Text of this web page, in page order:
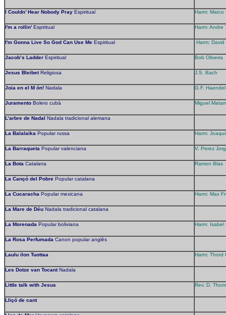
I Couldn’ Hear Nobody Pray Espiritual Harm:
I'm a rollin' Espiritual Harm: Andre
I'm Gonna Live So God Can Use Me Espiritual Harm:
Jacob’s Ladder Espiritual Bob Oliveira
Jesus BleibetReligiosa J.S. Bach
Joia en el M ón! Nadala G.F.
Juramento Bolero cubà Miguel
L’arbre de Nadal Nadala tradicional alemana
La Balalaika Popular russa Harm:
La Barraqueta Popular valenciana V. Perez
La Bota Catalana Ramon Blas
La Cançó del Pobre Popular catalana
La Cucaracha Popular mexicana Harm: Max
La Mare de Déu Nadala tradicional catalana
La Morenada Popular boliviana Harm: Isabel
La Rosa Perfumada Canon popular anglès
Laulu ilon Tuottaa Harm: Thord
Les Dotze van TocantNadala
Little talk with Jesus Rev. D.
Lliçó de cant